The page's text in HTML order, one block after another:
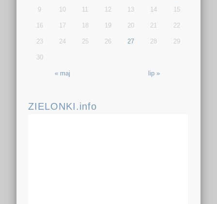
« maj lip »
9 10 11 12 13 14 15
16 17 18 19 20 21 22
23 24 25 26 27 28 29
30
ZIELONKI.info